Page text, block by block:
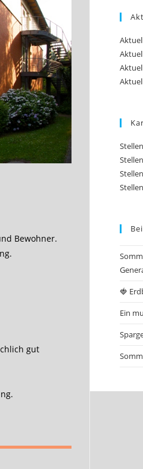
Bewohner.
gut
🍓
Ein